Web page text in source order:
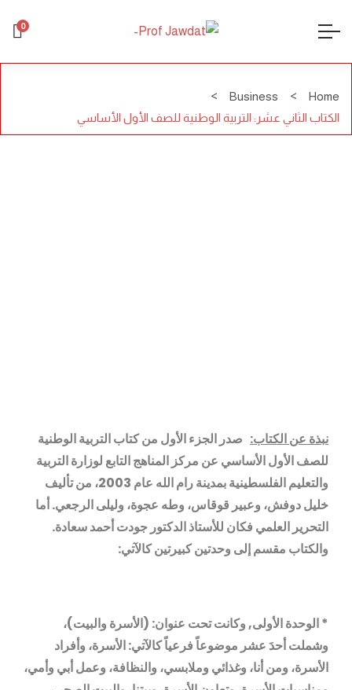
0
Home
Business
الكتاب الثاني عشر: التربية الوطنية للصف الأول الأساسي
نبذة عن الكتاب: صدر الجزء الأول من كتاب التربية الوطنية
للصف الأول الأساسي عن مركز المناهج التابع لوزارة التربية
والتعليم الفلسطينية بمدينة رام الله عام 2003، من تأليف
خليل دوفش، وعبير قوقاس، وطه عجوة، وليلى الرجعي. أما
التحرير العلمي فكان للأستاذ الدكتور جودت أحمد سعادة.
والكتاب مقسم إلى وحدتين كبيرتين كالآتي:
* الوحدة الأولى, وكانت تحت عنوان: (الأسرة والبيت)،
وشملت أحدَ عشر موضوعاً فرعياً كالآتي: الأسرة، وأفراد
الأسرة، ومن أنا، وغذائي وملابسي، والنظافة، وعمل أبي وأمي،